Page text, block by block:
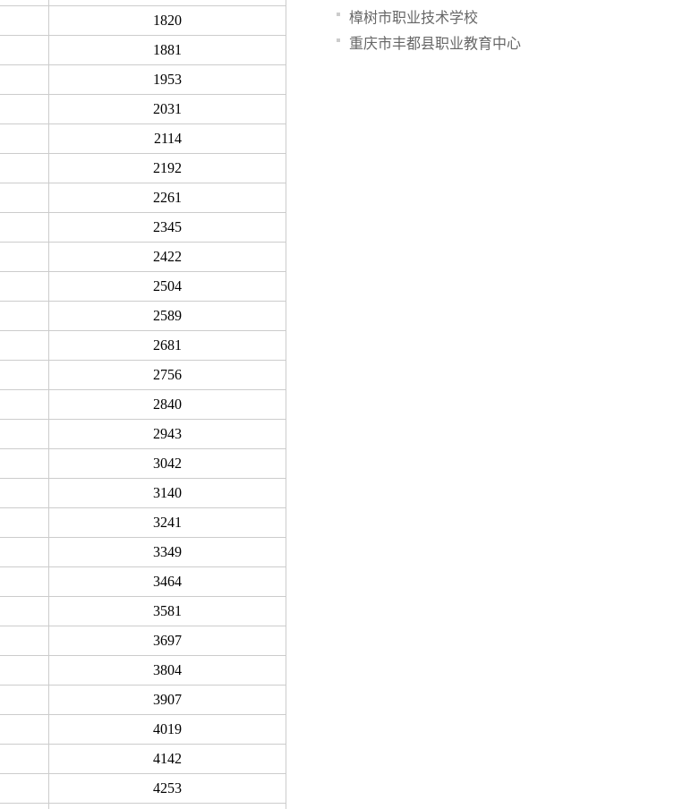
1820
1881
1953
2031
2114
2192
2261
2345
2422
2504
2589
2681
2756
2840
2943
3042
3140
3241
3349
3464
3581
3697
3804
3907
4019
4142
4253
樟树市职业技术学校
重庆市丰都县职业教育中心